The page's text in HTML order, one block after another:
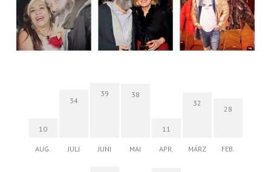
10
AUG.
34
JULI
39
JUNI
38
MAI
11
APR.
32
MÄRZ
28
FEB.